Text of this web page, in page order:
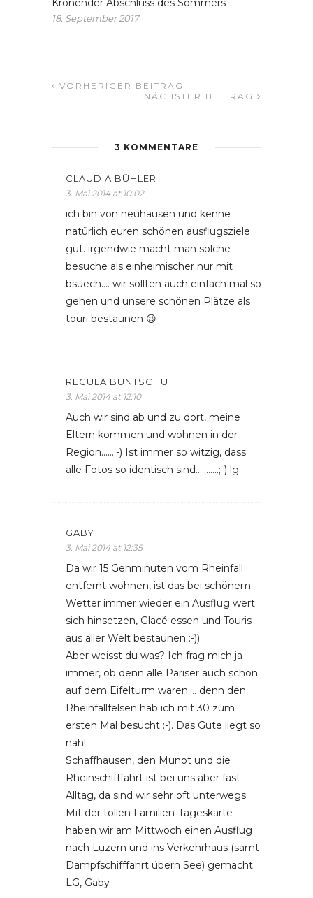
Krönender Abschluss des Sommers
18. September 2017
VORHERIGER BEITRAG
NÄCHSTER BEITRAG
3 KOMMENTARE
CLAUDIA BÜHLER
3. Mai 2014 at 10:02
ich bin von neuhausen und kenne
natürlich euren schönen ausflugsziele
gut. irgendwie macht man solche
besuche als einheimischer nur mit
bsuech…. wir sollten auch einfach mal so
gehen und unsere schönen Plätze als
touri bestaunen 😉
REGULA BUNTSCHU
3. Mai 2014 at 12:10
Auch wir sind ab und zu dort, meine
Eltern kommen und wohnen in der
Region……;-) Ist immer so witzig, dass
alle Fotos so identisch sind………..;-) lg
GABY
3. Mai 2014 at 12:35
Da wir 15 Gehminuten vom Rheinfall
entfernt wohnen, ist das bei schönem
Wetter immer wieder ein Ausflug wert:
sich hinsetzen, Glacé essen und Touris
aus aller Welt bestaunen :-)).
Aber weisst du was? Ich frag mich ja
immer, ob denn alle Pariser auch schon
auf dem Eifelturm waren…. denn den
Rheinfallfelsen hab ich mit 30 zum
ersten Mal besucht :-). Das Gute liegt so
nah!
Schaffhausen, den Munot und die
Rheinschifffahrt ist bei uns aber fast
Alltag, da sind wir sehr oft unterwegs.
Mit der tollen Familien-Tageskarte
haben wir am Mittwoch einen Ausflug
nach Luzern und ins Verkehrhaus (samt
Dampfschifffahrt übern See) gemacht.
LG, Gaby